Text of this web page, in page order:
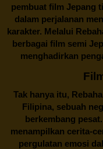
pembuat film Jepang
dalam perjalanan
karakter. Melalui
berbagai film semi
menghadirkan
Tak hanya itu,
Filipina, sebuah
berkembang
menampilkan cerita-
pergulatan emosi